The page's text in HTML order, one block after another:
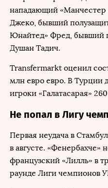
нападающий
Джеко, бывший
Юнайтед» Фред, бывший
Душан Тадич.
Transfermarkt оценил
млн евро евро. В Турции
игроки «Галатасарая»
Не попал в Лигу
Первая неудача в
в августе. «Фенербахче»
французский «Лилль» в
раунде Лиги чемпионов